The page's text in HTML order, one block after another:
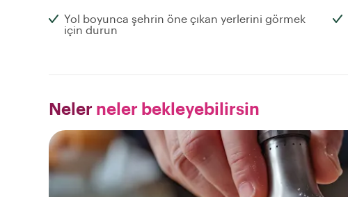
Yol boyunca şehrin öne çıkan yerlerini görmek
için durun
Neler neler bekleyebilirsin